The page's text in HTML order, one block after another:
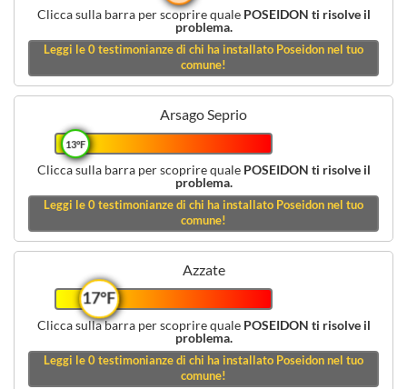
Clicca sulla barra per scoprire quale POSEIDON ti risolve il
problema.
Leggi le0testimonianze di chi ha installato Poseidon nel tuo
comune!
Arsago Seprio
13°F
Clicca sulla barra per scoprire quale POSEIDON ti risolve il
problema.
Leggi le0testimonianze di chi ha installato Poseidon nel tuo
comune!
Azzate
17°F
Clicca sulla barra per scoprire quale POSEIDON ti risolve il
problema.
Leggi le0testimonianze di chi ha installato Poseidon nel tuo
comune!